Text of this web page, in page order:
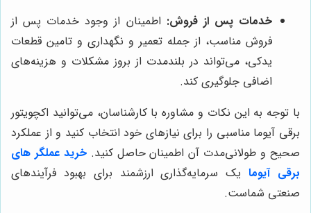
خدمات پس از فروش: اطمینان از وجود خدمات پس از
فروش مناسب، از جمله تعمیر و نگهداری و تامین قطعات
یدکی، می‌تواند در بلندمدت از بروز مشکلات و هزینه‌های
اضافی جلوگیری کند.
با توجه به این نکات و مشاوره با کارشناسان، می‌توانید اکچویتور
برقی آیوما مناسبی را برای نیازهای خود انتخاب کنید و از عملکرد
صحیح و طولانی‌مدت آن اطمینان حاصل کنید.خرید عملگر های
برقی آیومایک سرمایه‌گذاری ارزشمند برای بهبود فرآیندهای
صنعتی شماست.